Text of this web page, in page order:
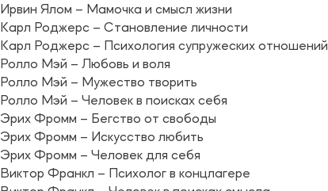
Ирвин Ялом – Мамочка и смысл жизни
Карл Роджерс – Становление личности
Карл Роджерс – Психология супружеских отношений
Ролло Мэй – Любовь и воля
Ролло Мэй – Мужество творить
Ролло Мэй – Человек в поисках себя
Эрих Фромм – Бегство от свободы
Эрих Фромм – Искусство любить
Эрих Фромм – Человек для себя
Виктор Франкл – Психолог в концлагере